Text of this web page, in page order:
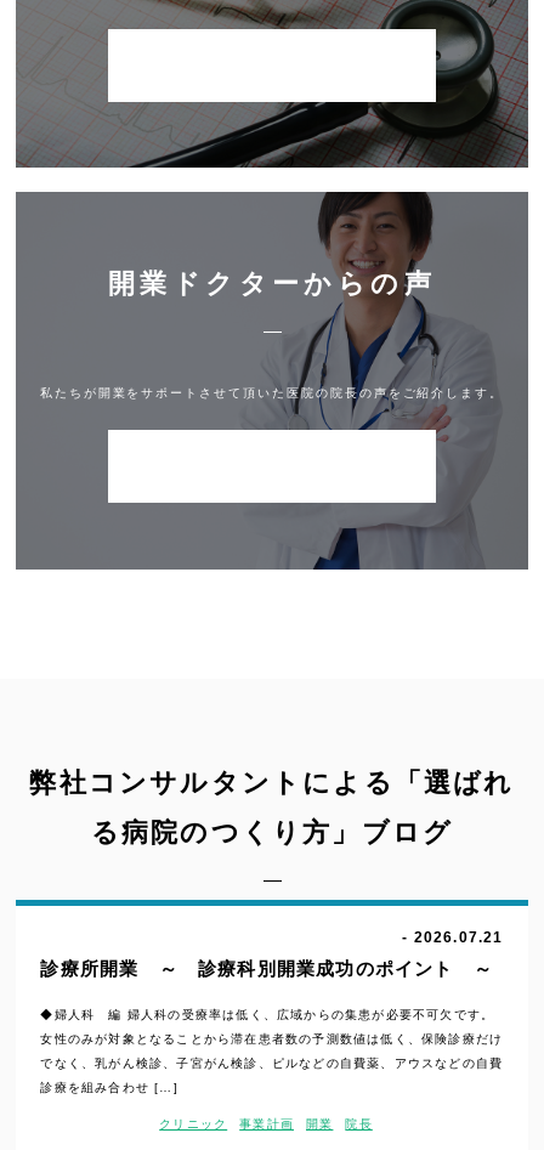
開業ドクターからの声
私たちが開業をサポートさせて頂いた医院の院長の声をご紹介します。
弊社コンサルタントによる「選ばれ
る病院のつくり方」ブログ
- 2026.07.21
診療所開業 ～ 診療科別開業成功のポイント ～
◆婦人科 編 婦人科の受療率は低く、広域からの集患が必要不可欠です。
女性のみが対象となることから滞在患者数の予測数値は低く、保険診療だけ
でなく、乳がん検診、子宮がん検診、ピルなどの自費薬、アウスなどの自費
診療を組み合わせ […]
クリニック 事業計画 開業 院長